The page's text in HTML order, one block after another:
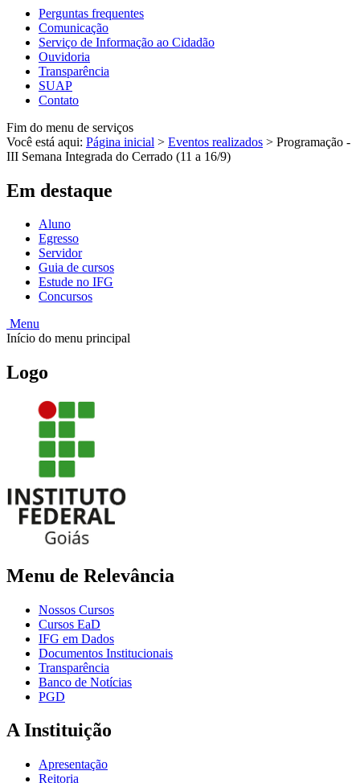
Perguntas frequentes
Comunicação
Serviço de Informação ao Cidadão
Ouvidoria
Transparência
SUAP
Contato
Fim do menu de serviços
Você está aqui: Página inicial > Eventos realizados > Programação -
III Semana Integrada do Cerrado (11 a 16/9)
Em destaque
Aluno
Egresso
Servidor
Guia de cursos
Estude no IFG
Concursos
Menu
Início do menu principal
Logo
Menu de Relevância
Nossos Cursos
Cursos EaD
IFG em Dados
Documentos Institucionais
Transparência
Banco de Notícias
PGD
A Instituição
Apresentação
Reitoria